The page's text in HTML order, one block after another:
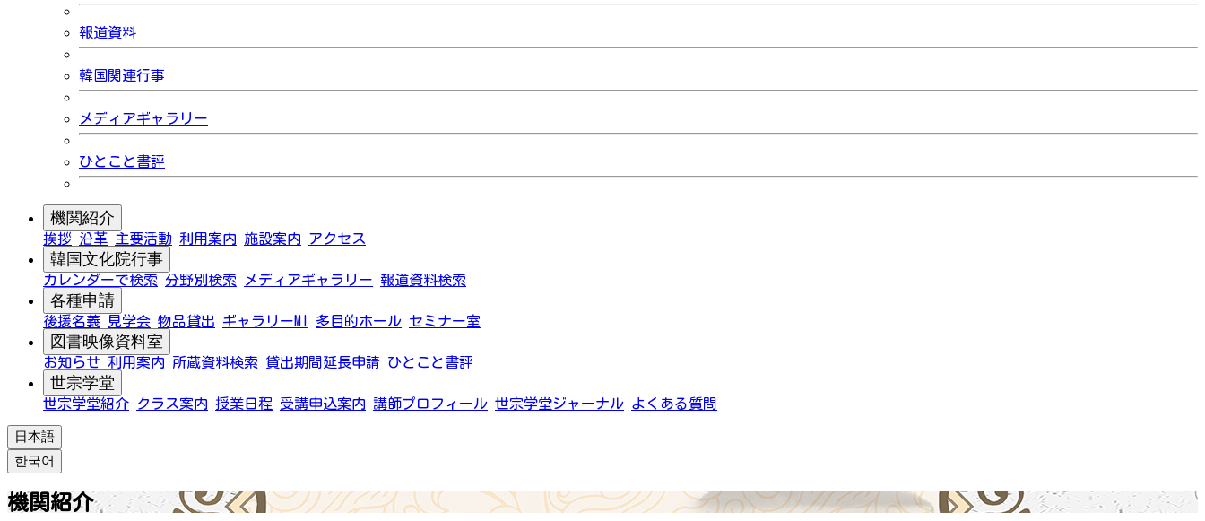
報道資料
韓国関連行事
メディアギャラリー
ひとこと書評
機関紹介
挨拶 沿革 主要活動 利用案内 施設案内 アクセス
韓国文化院行事
カレンダーで検索 分野別検索 メディアギャラリー 報道資料検索
各種申請
後援名義 見学会 物品貸出 ギャラリーMI 多目的ホール セミナー室
図書映像資料室
お知らせ 利用案内 所蔵資料検索 貸出期間延長申請 ひとこと書評
世宗学堂
世宗学堂紹介 クラス案内 授業日程 受講申込案内 講師プロフィール 世宗学堂ジャーナル よくある質問
日本語
한국어
機関紹介